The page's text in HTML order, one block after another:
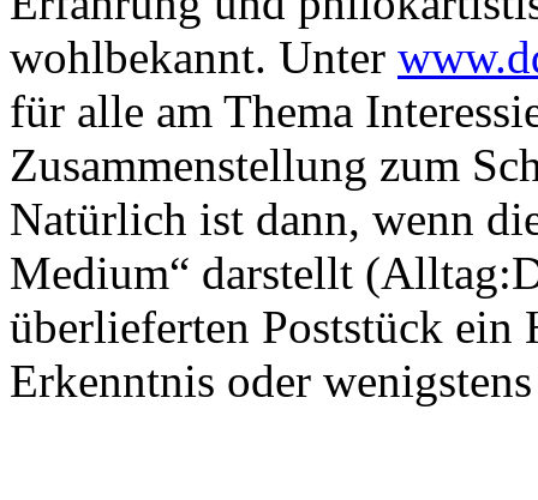
wohlbekannt. Unter
für alle am Thema
Zusammenstellung zum
Natürlich ist dann, wenn
Medium“ darstellt
überlieferten Poststück ein
Erkenntnis oder